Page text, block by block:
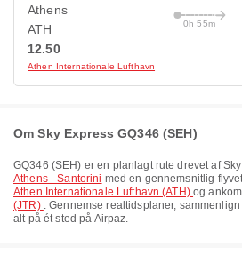
Athens
ATH
12.50
Athen Internationale Lufthavn
0h 55m
Om Sky Express GQ346 (SEH)
GQ346 (SEH) er en planlagt rute drevet af
Athens - Santorini med en gennemsnitlig
Athen Internationale Lufthavn (ATH)og
(JTR) . Gennemse realtidsplaner,
alt på ét sted på Airpaz.